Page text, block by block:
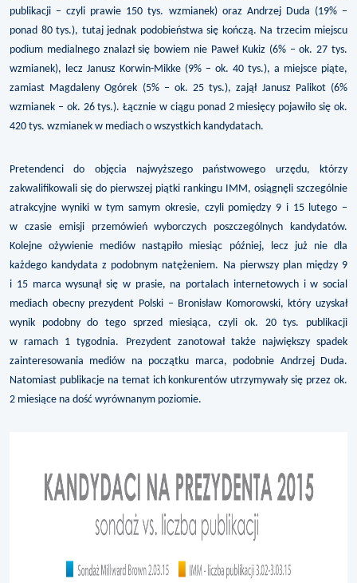
publikacji – czyli prawie 150 tys. wzmianek) oraz Andrzej Duda (19% –
ponad 80 tys.), tutaj jednak podobieństwa się kończą. Na trzecim miejscu
podium medialnego znalazł się bowiem nie Paweł Kukiz (6% – ok. 27 tys.
wzmianek), lecz Janusz Korwin-Mikke (9% – ok. 40 tys.), a miejsce piąte,
zamiast Magdaleny Ogórek (5% – ok. 25 tys.), zajął Janusz Palikot (6%
wzmianek – ok. 26 tys.). Łącznie w ciągu ponad 2 miesięcy pojawiło się ok.
420 tys. wzmianek w mediach o wszystkich kandydatach.
Pretendenci do objęcia najwyższego państwowego urzędu, którzy
zakwalifikowali się do pierwszej piątki rankingu IMM, osiągnęli szczególnie
atrakcyjne wyniki w tym samym okresie, czyli pomiędzy 9 i 15 lutego –
w czasie emisji przemówień wyborczych poszczególnych kandydatów.
Kolejne ożywienie mediów nastąpiło miesiąc później, lecz już nie dla
każdego kandydata z podobnym natężeniem. Na pierwszy plan między 9
i 15 marca wysunął się w prasie, na portalach internetowych i w social
mediach obecny prezydent Polski – Bronisław Komorowski, który uzyskał
wynik podobny do tego sprzed miesiąca, czyli ok. 20 tys. publikacji
w ramach 1 tygodnia. Prezydent zanotował także największy spadek
zainteresowania mediów na początku marca, podobnie Andrzej Duda.
Natomiast publikacje na temat ich konkurentów utrzymywały się przez ok.
2 miesiące na dość wyrównanym poziomie.